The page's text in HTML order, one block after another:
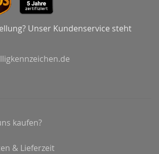
Unser Kundenservice steht
kaufen?
& Lieferzeit